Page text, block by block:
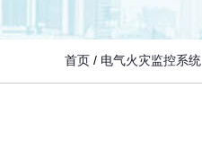
首页 / 电气火灾监控系统